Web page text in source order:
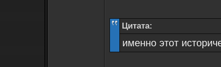
Цитата:
именно этот